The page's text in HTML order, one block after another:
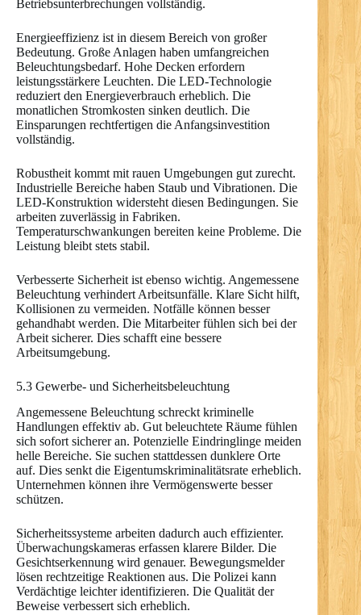
Betriebsunterbrechungen vollständig.
Energieeffizienz ist in diesem Bereich von großer
Bedeutung. Große Anlagen haben umfangreichen
Beleuchtungsbedarf. Hohe Decken erfordern
leistungsstärkere Leuchten. Die LED-Technologie
reduziert den Energieverbrauch erheblich. Die
monatlichen Stromkosten sinken deutlich. Die
Einsparungen rechtfertigen die Anfangsinvestition
vollständig.
Robustheit kommt mit rauen Umgebungen gut zurecht.
Industrielle Bereiche haben Staub und Vibrationen. Die
LED-Konstruktion widersteht diesen Bedingungen. Sie
arbeiten zuverlässig in Fabriken.
Temperaturschwankungen bereiten keine Probleme. Die
Leistung bleibt stets stabil.
Verbesserte Sicherheit ist ebenso wichtig. Angemessene
Beleuchtung verhindert Arbeitsunfälle. Klare Sicht hilft,
Kollisionen zu vermeiden. Notfälle können besser
gehandhabt werden. Die Mitarbeiter fühlen sich bei der
Arbeit sicherer. Dies schafft eine bessere
Arbeitsumgebung.
5.3 Gewerbe- und Sicherheitsbeleuchtung
Angemessene Beleuchtung schreckt kriminelle
Handlungen effektiv ab. Gut beleuchtete Räume fühlen
sich sofort sicherer an. Potenzielle Eindringlinge meiden
helle Bereiche. Sie suchen stattdessen dunklere Orte
auf. Dies senkt die Eigentumskriminalitätsrate erheblich.
Unternehmen können ihre Vermögenswerte besser
schützen.
Sicherheitssysteme arbeiten dadurch auch effizienter.
Überwachungskameras erfassen klarere Bilder. Die
Gesichtserkennung wird genauer. Bewegungsmelder
lösen rechtzeitige Reaktionen aus. Die Polizei kann
Verdächtige leichter identifizieren. Die Qualität der
Beweise verbessert sich erheblich.